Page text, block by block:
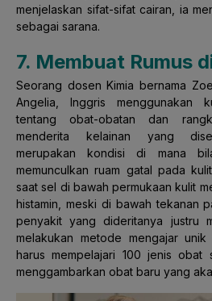
menjelaskan sifat-sifat cairan, ia
sebagai sarana.
7. Membuat Rumus
Seorang dosen Kimia bernama
Angelia, Inggris menggunakan
tentang obat-obatan dan
menderita kelainan yang
merupakan kondisi di mana
memunculkan ruam gatal pada
saat sel di bawah permukaan kulit
histamin, meski di bawah tekanan
penyakit yang dideritanya justru
melakukan metode mengajar unik
harus mempelajari 100 jenis obat
menggambarkan obat baru yang